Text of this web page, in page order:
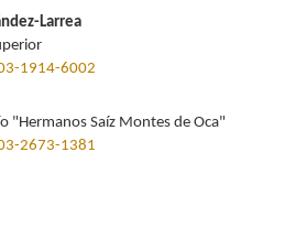
Larrea
1914-6002
"Hermanos Saíz Montes de Oca"
2673-1381